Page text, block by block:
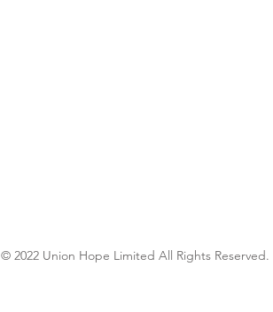
© 2022 Union Hope Limited All Rights Reserved.